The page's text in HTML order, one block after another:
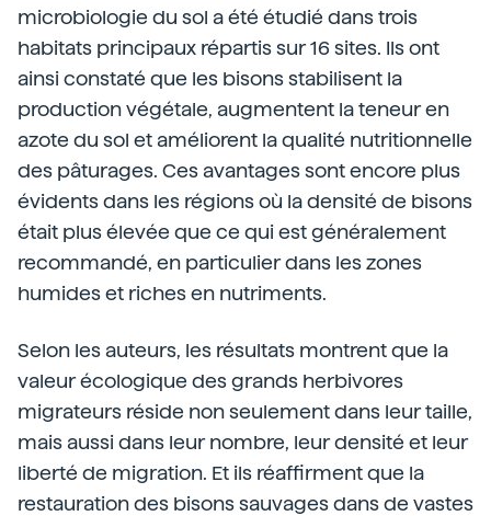
microbiologie du sol a été étudié dans trois
habitats principaux répartis sur 16 sites. Ils ont
ainsi constaté que les bisons stabilisent la
production végétale, augmentent la teneur en
azote du sol et améliorent la qualité nutritionnelle
des pâturages. Ces avantages sont encore plus
évidents dans les régions où la densité de bisons
était plus élevée que ce qui est généralement
recommandé, en particulier dans les zones
humides et riches en nutriments.
Selon les auteurs, les résultats montrent que la
valeur écologique des grands herbivores
migrateurs réside non seulement dans leur taille,
mais aussi dans leur nombre, leur densité et leur
liberté de migration. Et ils réaffirment que la
restauration des bisons sauvages dans de vastes